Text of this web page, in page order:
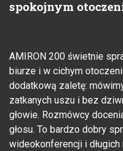
spokojnym
AMIRON 200 świetnie
biurze i w cichym
dodatkową zaletę:
zatkanych uszu i bez
głowie. Rozmówcy
głosu. To bardzo dobry
wideokonferencji i